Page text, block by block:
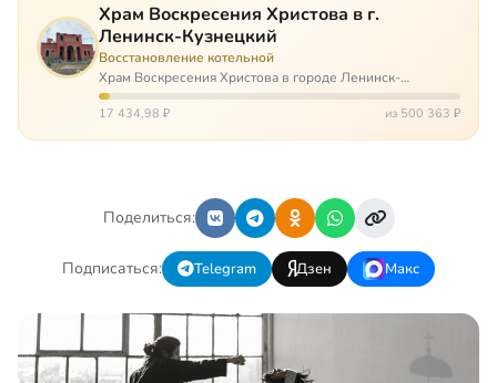
Храм Воскресения Христова в г.
Ленинск-Кузнецкий
Восстановление котельной
Храм Воскресения Христова в городе Ленинск-
Кузнецкий в Кемеровской области – совсем новый, он
открылся всего 20 назад. И сейчас храм может вообще
17 434,98 ₽ из 500 363 ₽
Поделиться:
Подписаться: Telegram Дзен Макс